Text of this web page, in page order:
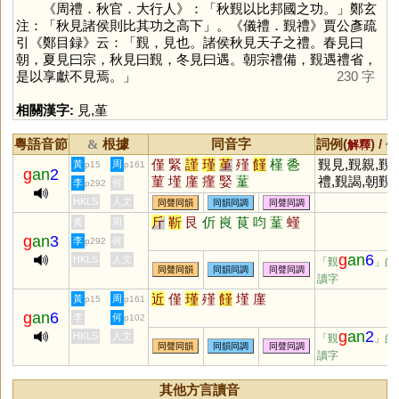
《周禮．秋官．大行人》：「秋覲以比邦國之功。」鄭玄
注：「秋見諸侯則比其功之高下」。《儀禮．覲禮》賈公彥疏
引《鄭目録》云：「覲，見也。諸侯秋見天子之禮。春見曰
朝，夏見曰宗，秋見曰覲，冬見曰遇。朝宗禮備，覲遇禮省，
是以享獻不見焉。」
230 字
相關漢字: 見,堇
粵語音節 & 根據 同音字 詞例(解釋) /
gan2
黃 p15 周 p161 僅 緊 謹 瑾 堇 殣 饉 槿 巹
菫 墐 廑 瘽 婜 蓳
覲見,覲親,覲
禮,覲謁,朝覲,
歸覲,拜覲
李 p292
何
HKLS
人文 同聲同韻 同韻同調 同聲同調
gan3
黃 周 斤 靳 艮 伒 峎 茛 呁 蓳 螼
李 p292
何
HKLS
人文
同聲同韻 同韻同調 同聲同調
「覲gan6 」的
讀字
gan6
黃 p15 周 p161 近 僅 瑾 殣 饉 墐 廑
李 何 p102
HKLS 人文
同聲同韻 同韻同調 同聲同調
「覲gan2 」的
讀字
其他方言讀音